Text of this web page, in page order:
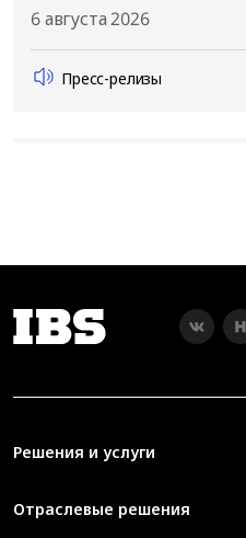
6 августа 2026
Пресс-релизы
Решения и услуги
Отраслевые решения